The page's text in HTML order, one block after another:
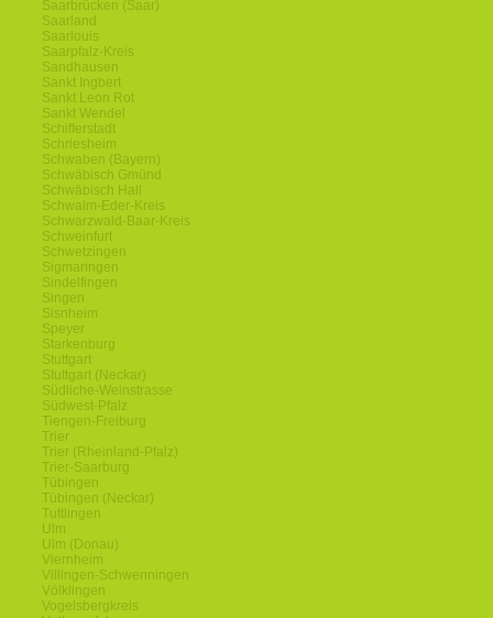
Saarbrücken (Saar)
Saarland
Saarlouis
Saarpfalz-Kreis
Sandhausen
Sankt Ingbert
Sankt Leon Rot
Sankt Wendel
Schifferstadt
Schriesheim
Schwaben (Bayern)
Schwäbisch Gmünd
Schwäbisch Hall
Schwalm-Eder-Kreis
Schwarzwald-Baar-Kreis
Schweinfurt
Schwetzingen
Sigmaringen
Sindelfingen
Singen
Sisnheim
Speyer
Starkenburg
Stuttgart
Stuttgart (Neckar)
Südliche-Weinstrasse
Südwest-Pfalz
Tiengen-Freiburg
Trier
Trier (Rheinland-Pfalz)
Trier-Saarburg
Tübingen
Tübingen (Neckar)
Tuttlingen
Ulm
Ulm (Donau)
Viernheim
Villingen-Schwenningen
Völklingen
Vogelsbergkreis